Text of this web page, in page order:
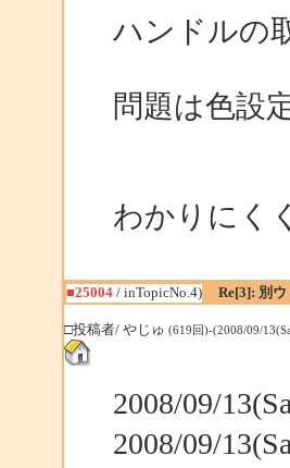
ハンドルの
問題は色設
わかりにく
■25004/ inTopicNo.4) Re[3]: 別
□投稿者/ やじゅ (619回)-(2008/09/
2008/09/
2008/09/